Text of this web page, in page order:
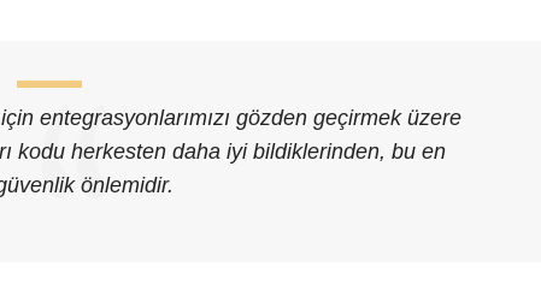
entegrasyonlarımızı gözden geçirmek üzere
kodu herkesten daha iyi bildiklerinden, bu en
önlemidir.